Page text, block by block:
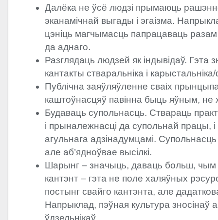
Далёка не ўсё людзі прымаюць
эканамічнай выгады і эгаізма.
цэніць магчымасць папрацаваць
да аднаго.
Разглядаць людзей як індывідаў. Гэта
кантакты стваральніка і
Публічна заяўляўленне сваіх
каштоўнасцяў павінна быць яўным, не
Будаваць супольнасць. Ствараць
і прыналежнасці да супольнай працы,
агульнага адзінадумцамі. Супольнасць
але аб’ядноўвае высілкі.
Шарынг – значыць, даваць больш,
кантэнт – гэта не поле халяўных
постынг свайго кантэнта, але
Напрыклад, пэўная культура зносінаў
ўдзельнікаў.